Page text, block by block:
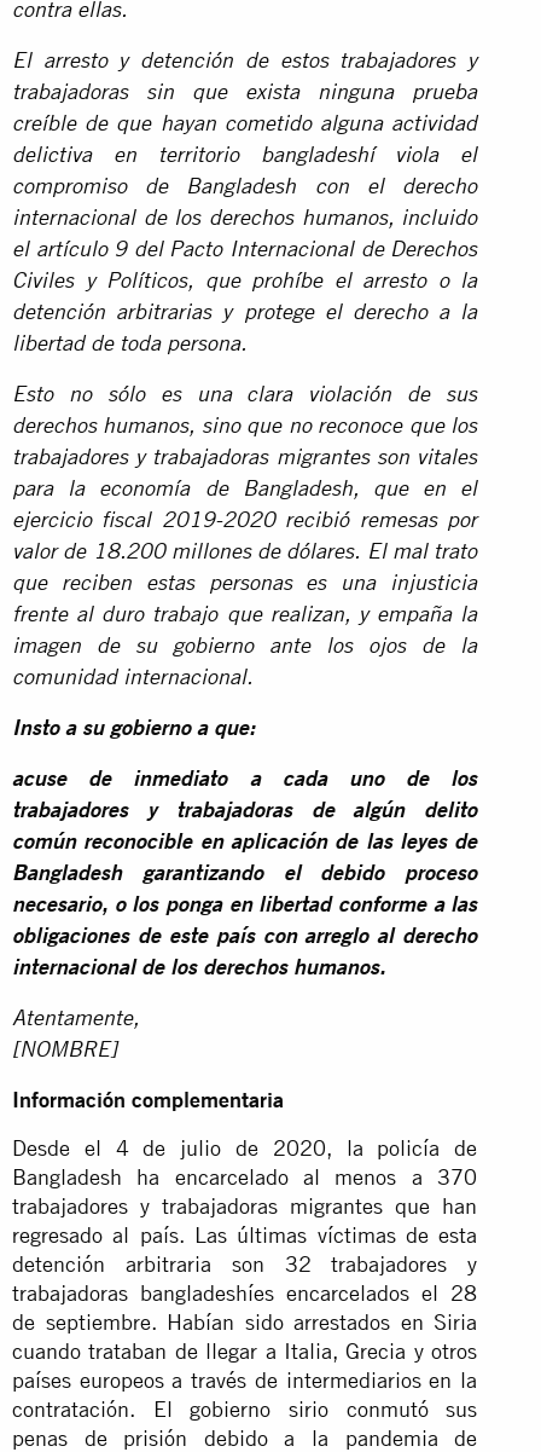
contra ellas.
El arresto y detención de estos trabajadores y
trabajadoras sin que exista ninguna prueba
creíble de que hayan cometido alguna actividad
delictiva en territorio bangladeshí viola el
compromiso de Bangladesh con el derecho
internacional de los derechos humanos, incluido
el artículo 9 del Pacto Internacional de Derechos
Civiles y Políticos, que prohíbe el arresto o la
detención arbitrarias y protege el derecho a la
libertad de toda persona.
Esto no sólo es una clara violación de sus
derechos humanos, sino que no reconoce que los
trabajadores y trabajadoras migrantes son vitales
para la economía de Bangladesh, que en el
ejercicio fiscal 2019-2020 recibió remesas por
valor de 18.200 millones de dólares. El mal trato
que reciben estas personas es una injusticia
frente al duro trabajo que realizan, y empaña la
imagen de su gobierno ante los ojos de la
comunidad internacional.
Insto a su gobierno a que:
acuse de inmediato a cada uno de los
trabajadores y trabajadoras de algún delito
común reconocible en aplicación de las leyes de
Bangladesh garantizando el debido proceso
necesario, o los ponga en libertad conforme a las
obligaciones de este país con arreglo al derecho
internacional de los derechos humanos.
Atentamente,
[NOMBRE]
Información complementaria
Desde el 4 de julio de 2020, la policía de
Bangladesh ha encarcelado al menos a 370
trabajadores y trabajadoras migrantes que han
regresado al país. Las últimas víctimas de esta
detención arbitraria son 32 trabajadores y
trabajadoras bangladeshíes encarcelados el 28
de septiembre. Habían sido arrestados en Siria
cuando trataban de llegar a Italia, Grecia y otros
países europeos a través de intermediarios en la
contratación. El gobierno sirio conmutó sus
penas de prisión debido a la pandemia de